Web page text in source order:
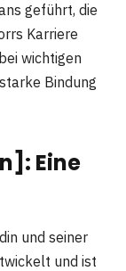
geführt, die
Karriere
wichtigen
Bindung
Eine
und seiner
und ist